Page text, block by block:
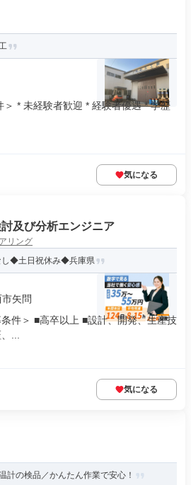
* 未経験者歓迎 * 経験者優遇 * 学歴
気になる
及び分析エンジニア
リング
◆土日祝休み◆兵庫県
矢問
件＞ ■高卒以上 ■設計、開発、生産技
...
気になる
計の検品／かんたん作業で安心！